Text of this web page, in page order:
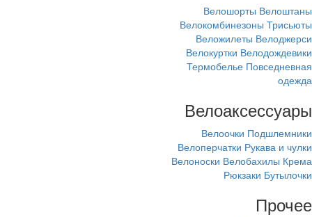
Велошорты Велоштаны
Велокомбинезоны Трисьюты
Веложилеты Велоджерси
Велокуртки Велодождевики
Термобелье Повседневная
одежда
Велоаксессуары
Велоочки Подшлемники
Велоперчатки Рукава и чулки
Велоноски Велобахилы Крема
Рюкзаки Бутылочки
Прочее